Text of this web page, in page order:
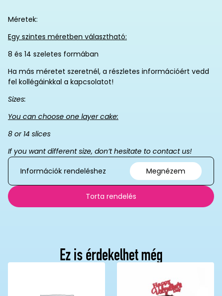
Méretek:
Egy szintes méretben választható:
8 és 14 szeletes formában
Ha más méretet szeretnél, a részletes információért vedd
fel kollégáinkkal a kapcsolatot!
Sizes:
You can choose one layer cake:
8 or 14 slices
If you want different size, don’t hesitate to contact us!
Információk rendeléshez
Megnézem
Torta rendelés
Ez is érdekelhet még